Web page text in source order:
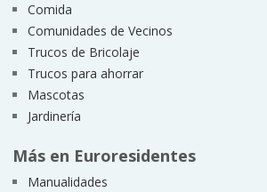
Comida
Comunidades de Vecinos
Trucos de Bricolaje
Trucos para ahorrar
Mascotas
Jardinería
Más en Euroresidentes
Manualidades